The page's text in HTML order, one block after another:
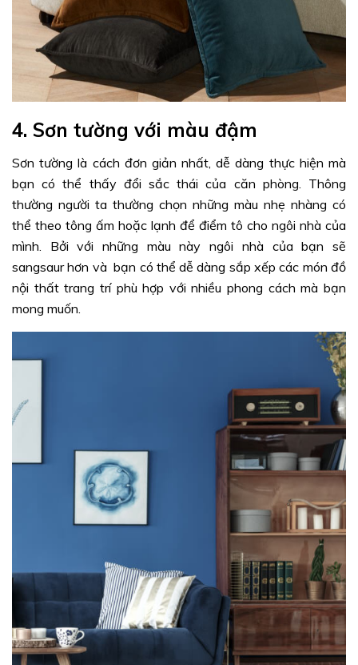
4. Sơn tường với màu đậm
Sơn tường là cách đơn giản nhất, dễ dàng thực hiện mà
bạn có thể thấy đổi sắc thái của căn phòng. Thông
thường người ta thường chọn những màu nhẹ nhàng có
thể theo tông ấm hoặc lạnh để điểm tô cho ngôi nhà của
mình. Bởi với những màu này ngôi nhà của bạn sẽ
sangsaur hơn và bạn có thể dễ dàng sắp xếp các món đồ
nội thất trang trí phù hợp với nhiều phong cách mà bạn
mong muốn.